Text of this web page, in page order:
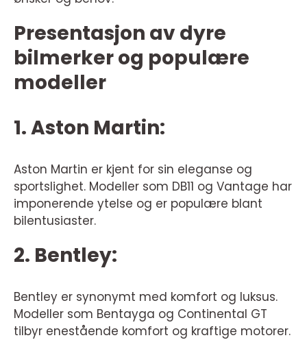
Presentasjon av dyre
bilmerker og populære
modeller
1. Aston Martin:
Aston Martin er kjent for sin eleganse og
sportslighet. Modeller som DB11 og Vantage har
imponerende ytelse og er populære blant
bilentusiaster.
2. Bentley:
Bentley er synonymt med komfort og luksus.
Modeller som Bentayga og Continental GT
tilbyr enestående komfort og kraftige motorer.